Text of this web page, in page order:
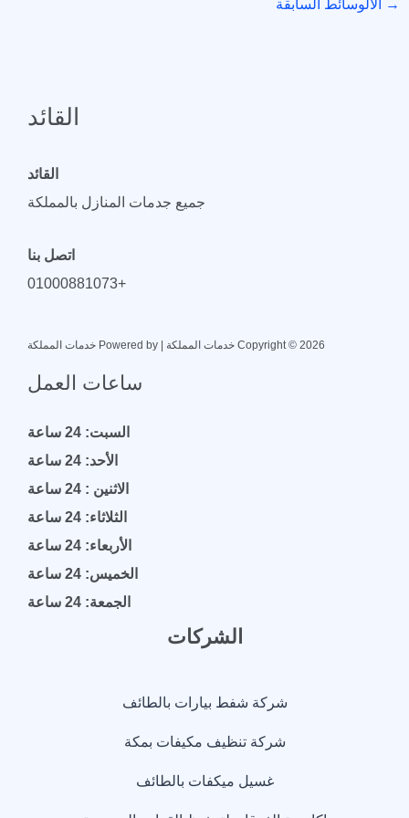
→ الالوسائط السابقة
القائد
القائد
جميع جدمات المنازل بالمملكة
اتصل بنا
+01000881073
Copyright © 2026 خدمات المملكة | Powered by خدمات المملكة
ساعات العمل
السبت: 24 ساعة
الأحد: 24 ساعة
الاثنين : 24 ساعة
الثلاثاء: 24 ساعة
الأربعاء: 24 ساعة
الخميس: 24 ساعة
الجمعة: 24 ساعة
الشركات
شركة شفط بيارات بالطائف
شركة تنظيف مكيفات بمكة
غسيل ميكفات بالطائف